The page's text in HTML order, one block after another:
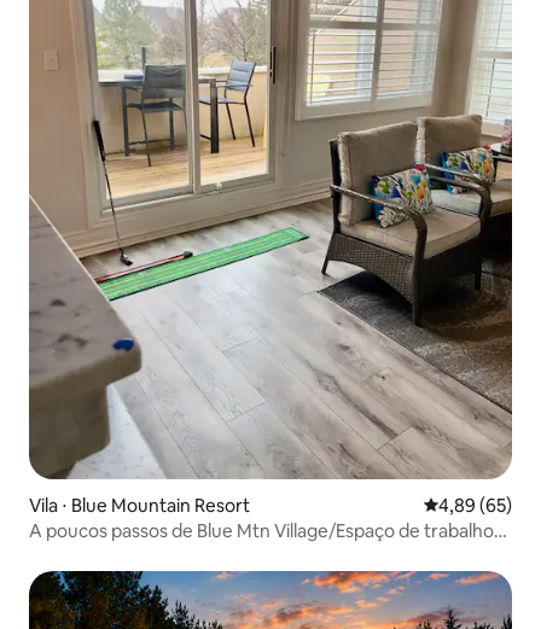
Vila ⋅ Blue Mountain Resort 4,89 de uma
4,89 (65)
A poucos passos de Blue Mtn Village/Espaço de trabalho/2